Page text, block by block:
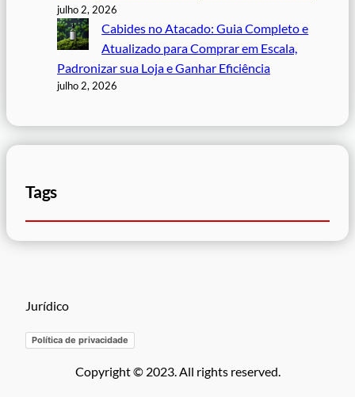
julho 2, 2026
Cabides no Atacado: Guia Completo e
Atualizado para Comprar em Escala,
Padronizar sua Loja e Ganhar Eficiência
julho 2, 2026
Tags
Jurídico
Política de privacidade
Copyright © 2023. All rights reserved.